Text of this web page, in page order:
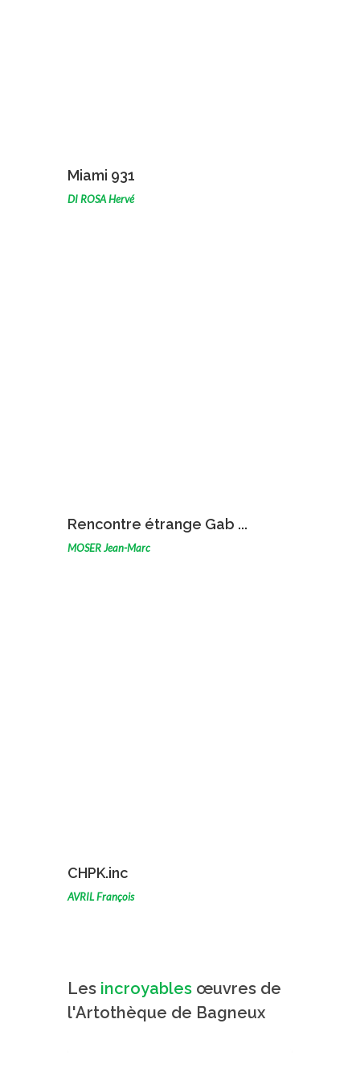
Miami 931
DI ROSA Hervé
VOIR L'ŒUVRE
Rencontre étrange Gab ...
MOSER Jean-Marc
CHPK.inc
AVRIL François
Les récentesœuvres de
l'Artothèque de Bagneux